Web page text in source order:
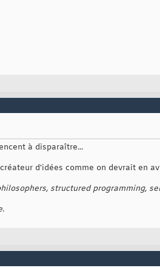
à disparaître...
d'idées comme on devrait en
structured programming,
.